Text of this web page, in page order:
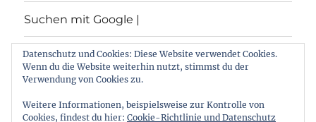
Suchen mit Google |
Themen
Datenschutz und Cookies: Diese Website verwendet Cookies.
Wenn du die Website weiterhin nutzt, stimmst du der
Verwendung von Cookies zu.
Weitere Informationen, beispielsweise zur Kontrolle von
Cookies, findest du hier: Cookie-Richtlinie und Datenschutz